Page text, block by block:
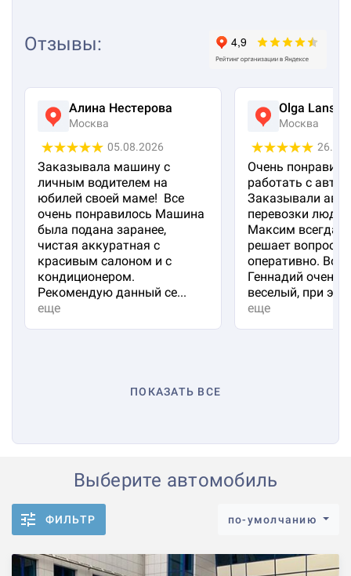
Отзывы:
Алина Нестерова
Москва
05.08.2026
Заказывала машину с
личным водителем на
юбилей своей маме! Все
очень понравилось Машина
была подана заранее,
чистая аккуратная с
красивым салоном и с
кондиционером.
Рекомендую данный се...
еще
Olga
Москва
Очень
работать с авто
Заказывали
перевозки
Максим всегда
решает вопросы
оперативно.
Геннадий очень
веселый, при эт...
еще
ПОКАЗАТЬ ВСЕ
Выберите автомобиль
ФИЛЬТР по-умолчанию